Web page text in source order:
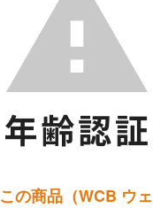
この商品（WCB ウェ